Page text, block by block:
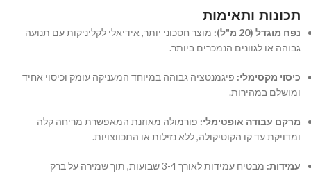
תכונות ותאימות
נפח מוגדל (20 מ"ל):
מוצר חסכוני יותר, אידיאלי לקליניקות עם תנועה
גבוהה או לגוונים הנמכרים ביותר.
כיסוי מקסימלי: פיגמנטציה גבוהה במיוחד המעניקה עומק וכיסוי אחיד
ומושלם במהירות.
מרקם עבודה אופטימלי: פורמולה מאוזנת המאפשרת מריחה קלה
ומדויקת עד קו הקוטיקולה, ללא נזילות או התכווצויות.
עמידות:
מבטיח עמידות לאורך 3-4 שבועות, תוך שמירה על ברק